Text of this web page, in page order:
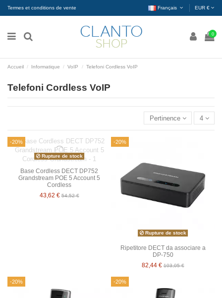
Termes et conditions de vente Français EUR €
0
Accueil Informatique VoIP Telefoni Cordless VoIP
Telefoni Cordless VoIP
Pertinence 4
-20%
Rupture de stock
Base Cordless DECT DP752
Grandstream POE 5 Account 5
Cordless
43,62 €54,52 €
-20%
Rupture de stock
Ripetitore DECT da associare a
DP-750
82,44 €103,05 €
-20% -20%